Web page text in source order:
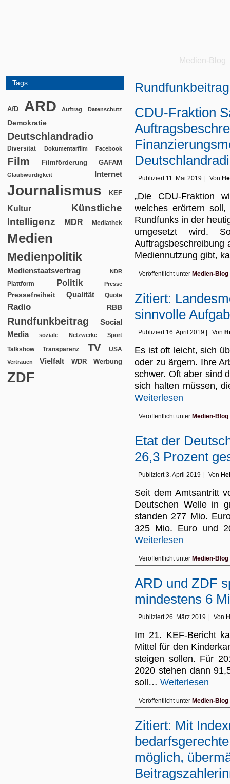
Medien-Blog
Tags
AfD ARD Auftrag Datenschutz
Demokratie
Deutschlandradio
Diversität Dokumentarfilm Facebook
Film Filmförderung GAFAM
Glaubwürdigkeit Internet
Journalismus KEF
Kultur
Künstliche
Intelligenz
MDR Mediathek
Medien
Medienpolitik
Medienstaatsvertrag NDR
Plattform Politik Presse
Pressefreiheit Qualität Quote
Radio RBB
Rundfunkbeitrag
Social
Media
soziale Netzwerke Sport
Talkshow Transparenz TV USA
Vertrauen Vielfalt WDR Werbung
ZDF
Rundfunkbeitrag
CDU-Fraktion
Publiziert 11. Mai 2019 Von
„Die CDU-Fraktion
welches erörtern
Rundfunks in der
umgesetzt wird.
Auftragsbeschreibung
Mediennutzung gibt,
Veröffentlicht unter Medien-Blog
Zitiert:
sinnvolle
Publiziert 16. April 2019 Von
Es ist oft leicht, sich
oder zu ärgern. Ihre
schwer. Oft aber sind
sich halten müssen,
Weiterlesen
Veröffentlicht unter Medien-Blog
Etat der
26,3 Prozent
Publiziert 3. April 2019 Von
Seit dem Amtsantritt
Deutschen Welle in
standen 277 Mio.
325 Mio. Euro und
Weiterlesen
Veröffentlicht unter Medien-Blog
ARD und ZDF
mindestens 6
Publiziert 26. März 2019 Von
Im 21. KEF-Bericht
Mittel für den
steigen sollen. Für
2020 stehen dann
soll… Weiterlesen
Veröffentlicht unter Medien-Blog
Zitiert: Mit
möglich,